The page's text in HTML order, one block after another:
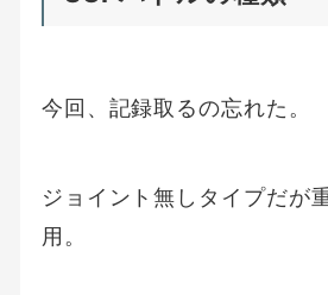
今回、記録取るの忘れた。
ジョイント無しタイプだが
用。